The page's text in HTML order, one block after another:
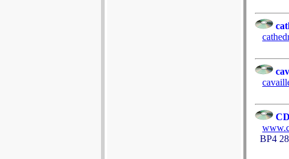
BP4